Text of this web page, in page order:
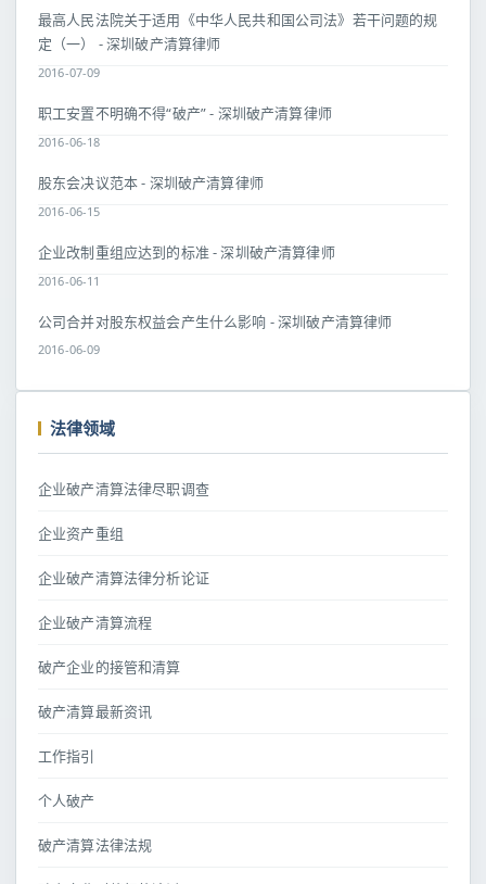
最高人民法院关于适用《中华人民共和国公司法》若干问题的规
定（一） - 深圳破产清算律师
2016-07-09
职工安置不明确不得“破产” - 深圳破产清算律师
2016-06-18
股东会决议范本 - 深圳破产清算律师
2016-06-15
企业改制重组应达到的标准 - 深圳破产清算律师
2016-06-11
公司合并对股东权益会产生什么影响 - 深圳破产清算律师
2016-06-09
法律领域
企业破产清算法律尽职调查
企业资产重组
企业破产清算法律分析论证
企业破产清算流程
破产企业的接管和清算
破产清算最新资讯
工作指引
个人破产
破产清算法律法规